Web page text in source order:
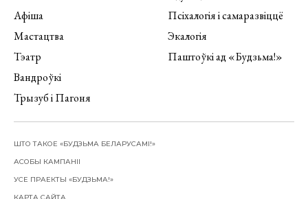
Афіша
Мастацтва
Тэатр
Вандроўкі
Трызуб і Пагоня
Псіхалогія і самаразвіццё
Экалогія
Паштоўкі ад «Будзьма!»
ШТО ТАКОЕ «БУДЗЬМА БЕЛАРУСАМІ!»
АСОБЫ КАМПАНІІ
УСЕ ПРАЕКТЫ «БУДЗЬМА!»